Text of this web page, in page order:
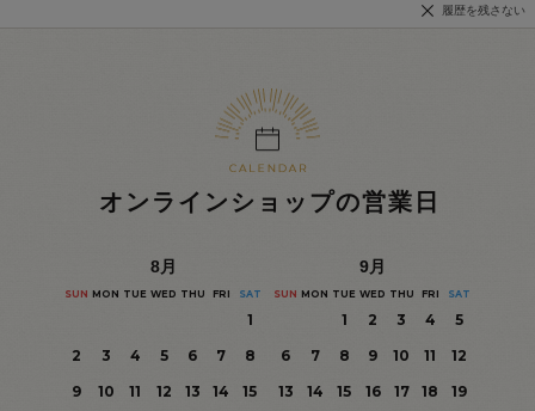
履歴を残さない
オンラインショップの営業日
8月
SUN MON TUE WED THU FRI SAT
1
2
3 4 5 6 7
8
9
10 11 12 13 14
15
9月
SUN MON TUE WED THU FRI SAT
1 2 3 4
5
6
7 8 9 10 11
12
13
14 15 16 17 18
19